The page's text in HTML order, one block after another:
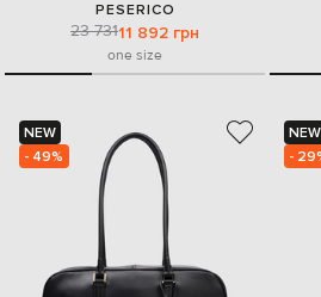
PESERICO
23 73111 892 грн
one size
NEW
- 49%
NEW
-